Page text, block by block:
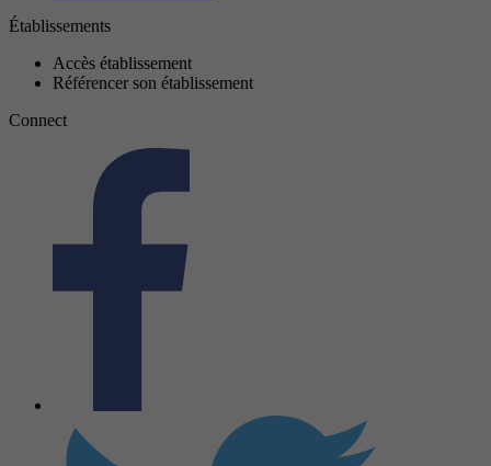
Établissements
Accès établissement
Référencer son établissement
Connect